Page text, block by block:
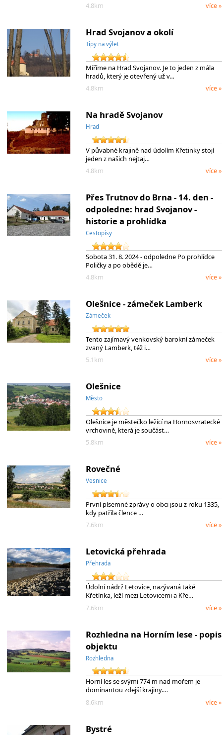
4.8km více »
Hrad Svojanov a okolí
Tipy na výlet
Míříme na Hrad Svojanov. Je to jeden z mála
hradů, který je otevřený už v…
4.8km
více »
Na hradě Svojanov
Hrad
V půvabné krajině nad údolím Křetinky stojí
jeden z našich nejtaj…
4.8km
více »
Přes Trutnov do Brna - 14. den -
odpoledne: hrad Svojanov -
historie a prohlídka
Cestopisy
Sobota 31. 8. 2024 - odpoledne Po prohlídce
Poličky a po obědě je…
4.8km
více »
Olešnice - zámeček Lamberk
Zámeček
Tento zajímavý venkovský barokní zámeček
zvaný Lamberk, též i…
5.1km
více »
Olešnice
Město
Olešnice je městečko ležící na Hornosvratecké
vrchovině, která je součást…
5.8km
více »
Rovečné
Vesnice
První písemné zprávy o obci jsou z roku 1335,
kdy patřila člence …
7.6km
více »
Letovická přehrada
Přehrada
Údolní nádrž Letovice, nazývaná také
Křetínka, leží mezi Letovicemi a Kře…
7.6km
více »
Rozhledna na Horním lese - popis
objektu
Rozhledna
Horní les se svými 774 m nad mořem je
dominantou zdejší krajiny.…
8.6km
více »
Bystré